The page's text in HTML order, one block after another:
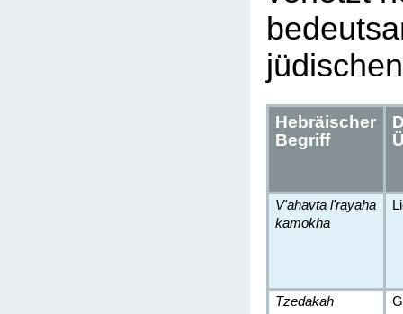
Hebräischer
Begriff
V'ahavta l'rayaha
kamokha
Tzedakah